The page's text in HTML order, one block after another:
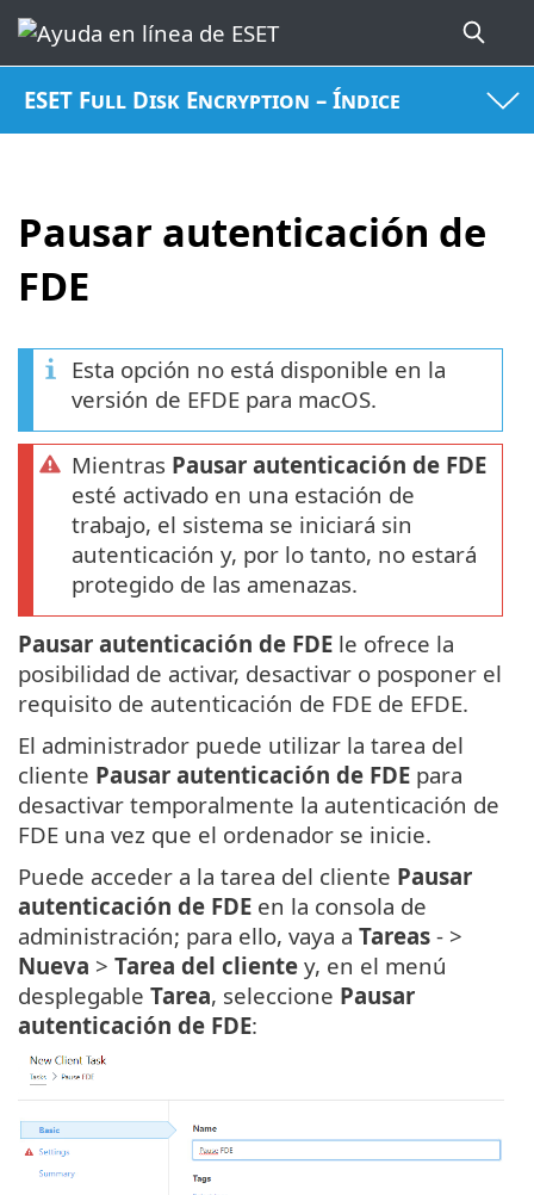
ESET Full Disk Encryption – Índice
Pausar autenticación de
FDE
Esta opción no está disponible en la
versión de EFDE para macOS.
Mientras Pausar autenticación de FDE
esté activado en una estación de
trabajo, el sistema se iniciará sin
autenticación y, por lo tanto, no estará
protegido de las amenazas.
Pausar autenticación de FDE le ofrece la
posibilidad de activar, desactivar o posponer el
requisito de autenticación de FDE de EFDE.
El administrador puede utilizar la tarea del
cliente Pausar autenticación de FDE para
desactivar temporalmente la autenticación de
FDE una vez que el ordenador se inicie.
Puede acceder a la tarea del cliente Pausar
autenticación de FDE en la consola de
administración; para ello, vaya a Tareas - >
Nueva > Tarea del cliente y, en el menú
desplegable Tarea, seleccione Pausar
autenticación de FDE: